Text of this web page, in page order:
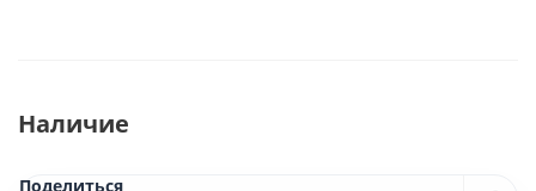
Наличие
Поделиться